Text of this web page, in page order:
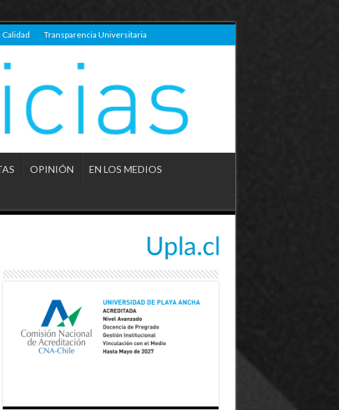
Transparencia Universitaria
OPINIÓN EN LOS MEDIOS